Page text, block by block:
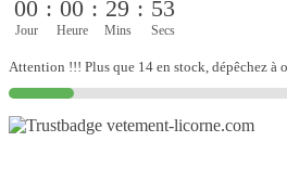
magique
00
Jour
: 00
Heure
: 29
Mins
: 52
Secs
Attention !!! Plus que 14 en stock, dépêchez à